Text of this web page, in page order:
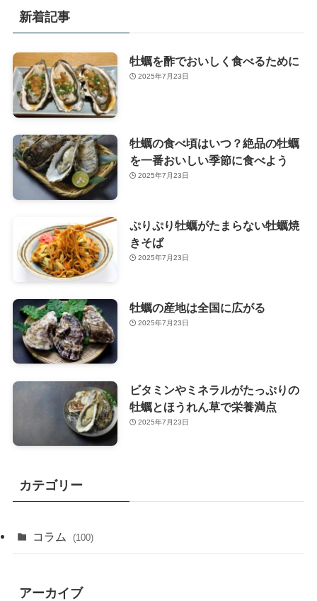
新着記事
牡蠣を酢でおいしく食べるために
2025年7月23日
牡蠣の食べ頃はいつ？絶品の牡蠣
を一番おいしい季節に食べよう
2025年7月23日
ぷりぷり牡蠣がたまらない牡蠣焼
きそば
2025年7月23日
牡蠣の産地は全国に広がる
2025年7月23日
ビタミンやミネラルがたっぷりの
牡蠣とほうれん草で栄養満点
2025年7月23日
カテゴリー
コラム (100)
アーカイブ